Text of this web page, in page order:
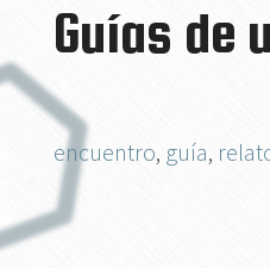
Guías de
encuentro, guía,